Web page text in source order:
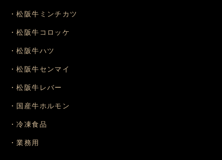
・松阪牛ミンチカツ
・松阪牛コロッケ
・松阪牛ハツ
・松阪牛センマイ
・松阪牛レバー
・国産牛ホルモン
・冷凍食品
・業務用